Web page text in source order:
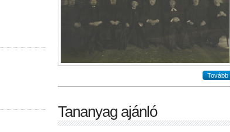
Tovább
Tananyag ajánló